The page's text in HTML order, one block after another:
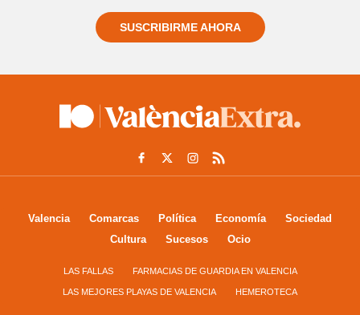
SUSCRIBIRME AHORA
Valencia Comarcas Política Economía
Sociedad
Cultura
Sucesos Ocio
LAS FALLAS FARMACIAS DE GUARDIA EN VALENCIA
LAS MEJORES PLAYAS DE VALENCIA HEMEROTECA